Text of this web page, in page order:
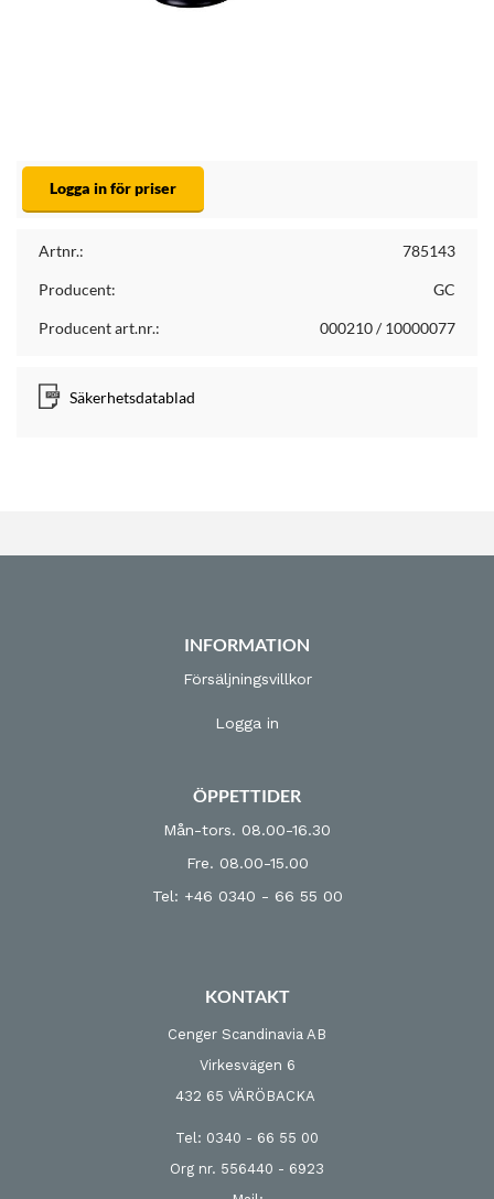
Logga in för priser
Artnr.: 785143
Producent: GC
Producent art.nr.: 000210 / 10000077
Säkerhetsdatablad
INFORMATION
Försäljningsvillkor
Logga in
ÖPPETTIDER
Mån-tors. 08.00-16.30
Fre. 08.00-15.00
Tel: +46 0340 - 66 55 00
KONTAKT
Cenger Scandinavia AB
Virkesvägen 6
432 65 VÄRÖBACKA
Tel: 0340 - 66 55 00
Org nr. 556440 - 6923